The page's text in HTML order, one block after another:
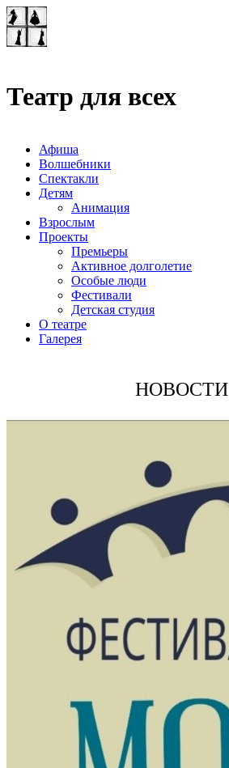
Театр для всех
Афиша
Волшебники
Спектакли
Детям
Анимация
Взрослым
Проекты
Премьеры
Активное долголетие
Особые люди
Фестивали
Детская студия
О театре
Галерея
НОВОСТИ